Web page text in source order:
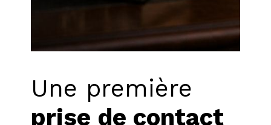
Une première
prise de contact